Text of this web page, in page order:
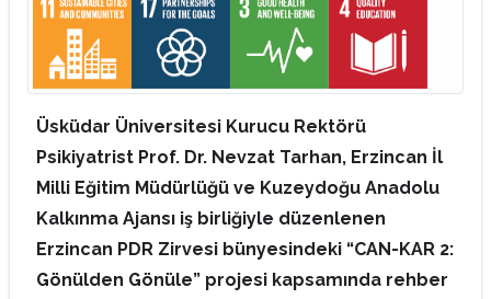
Üsküdar Üniversitesi Kurucu Rektörü
Psikiyatrist Prof. Dr. Nevzat Tarhan, Erzincan İl
Milli Eğitim Müdürlüğü ve Kuzeydoğu Anadolu
Kalkınma Ajansı iş birliğiyle düzenlenen
Erzincan PDR Zirvesi bünyesindeki “CAN-KAR 2:
Gönülden Gönüle” projesi kapsamında rehber